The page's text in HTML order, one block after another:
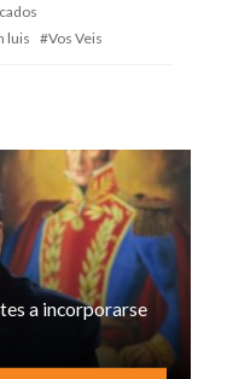
luis Vos Veis
a incorporarse